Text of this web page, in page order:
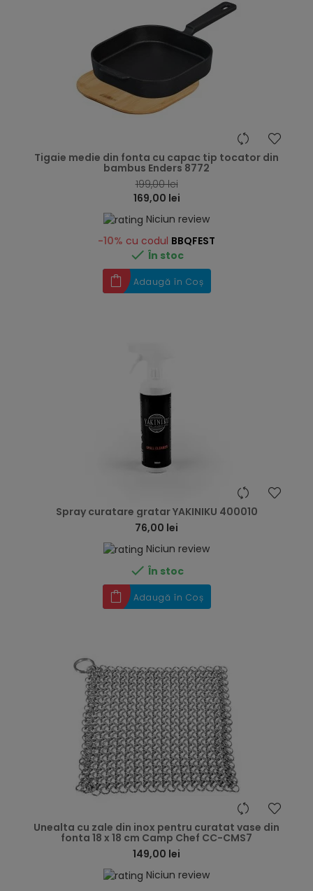
Tigaie medie din fonta cu capac tip tocator din
bambus Enders 8772
199,00 lei
169,00 lei
Niciun review
-10% cu codul BBQFEST
 În stoc
Adaugă în Coș
Spray curatare gratar YAKINIKU 400010
76,00 lei
Niciun review
 În stoc
Adaugă în Coș
Unealta cu zale din inox pentru curatat vase din
fonta 18 x 18 cm Camp Chef CC-CMS7
149,00 lei
Niciun review